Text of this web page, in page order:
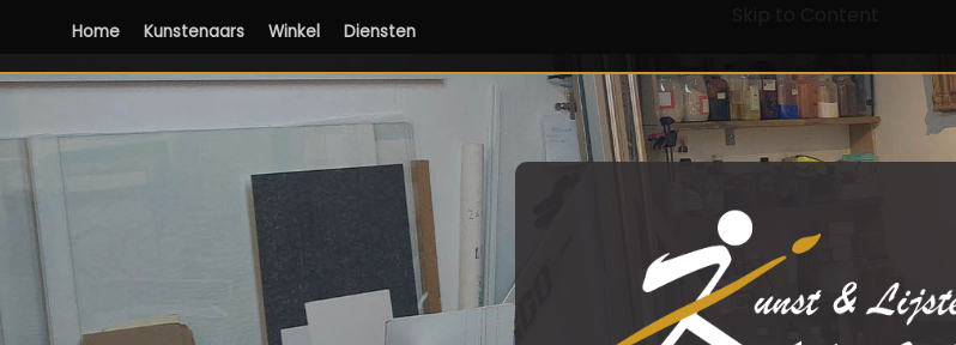
Home Kunstenaars Winkel Diensten